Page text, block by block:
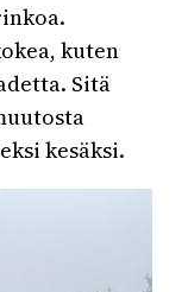
kuten
Sitä
kesäksi.